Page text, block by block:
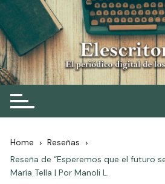
Skip
to
content
Elescritor.es
El periódico digital de los escritores
Home
Reseñas
Reseña de “Esperemos que el futuro
María Tella | Por Manoli L.